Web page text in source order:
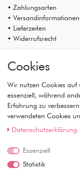
• Zahlungsarten
• Versandinformationen
• Lieferzeiten
• Widerrufsrecht
• Registrierung
• Warenkorb
• Kasse
• Wunschliste
Service
• Datenschutz
• AGB
Cookies
Wir nutzen Cookies auf
essenziell, während
Erfahrung zu
verwendeten Cookies
Daten­schutz­erklärung
Essenziell
Statistik